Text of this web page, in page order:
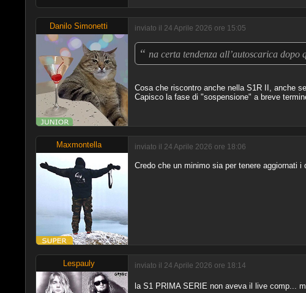
Danilo Simonetti inviato il 24 Aprile 2026 ore 15:05
“ na certa tendenza all’autoscarica dopo
Cosa che riscontro anche nella S1R II, anche
Capisco la fase di "sospensione" a breve
Maxmontella inviato il 24 Aprile 2026 ore 18:06
Credo che un minimo sia per tenere aggiornati
Lespauly inviato il 24 Aprile 2026 ore 18:14
la S1 PRIMA SERIE non aveva il live comp...